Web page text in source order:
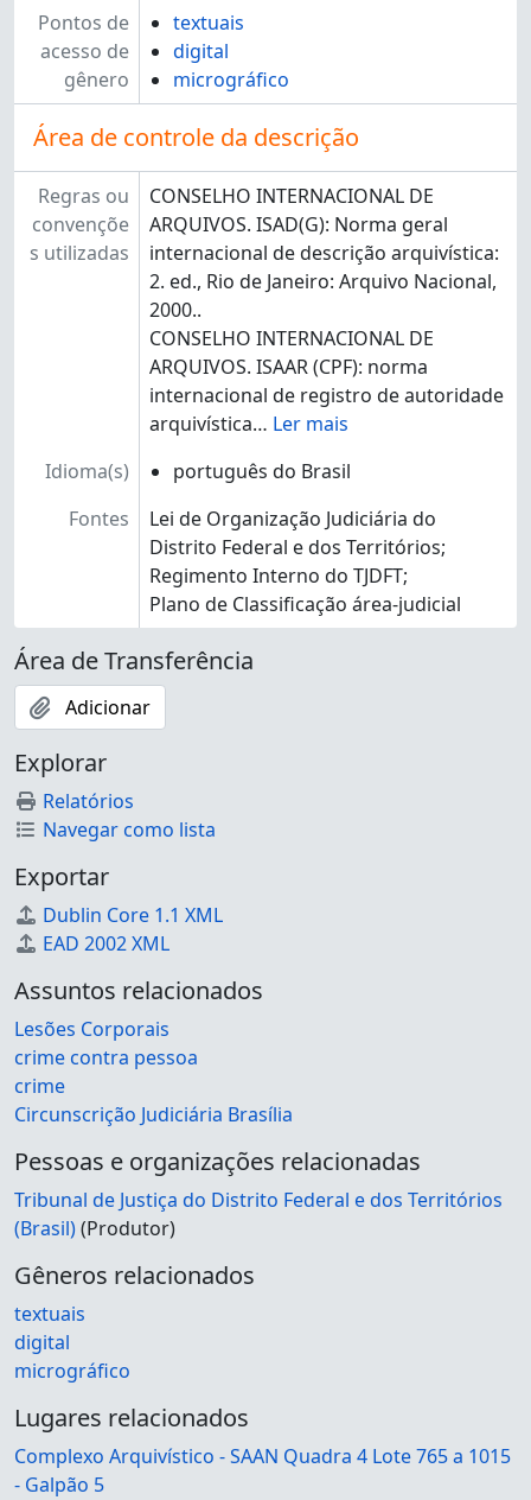
Pontos de
acesso de
gênero
textuais
digital
micrográfico
Área de controle da descrição
Regras ou
convençõe
s utilizadas
CONSELHO INTERNACIONAL DE
ARQUIVOS. ISAD(G): Norma geral
internacional de descrição arquivística:
2. ed., Rio de Janeiro: Arquivo Nacional,
2000..
CONSELHO INTERNACIONAL DE
ARQUIVOS. ISAAR (CPF): norma
internacional de registro de autoridade
arquivística… Ler mais
Idioma(s)
português do Brasil
Fontes
Lei de Organização Judiciária do
Distrito Federal e dos Territórios;
Regimento Interno do TJDFT;
Plano de Classificação área-judicial
Área de Transferência
Adicionar
Explorar
Relatórios
Navegar como lista
Exportar
Dublin Core 1.1 XML
EAD 2002 XML
Assuntos relacionados
Lesões Corporais
crime contra pessoa
crime
Circunscrição Judiciária Brasília
Pessoas e organizações relacionadas
Tribunal de Justiça do Distrito Federal e dos Territórios
(Brasil)(Produtor)
Gêneros relacionados
textuais
digital
micrográfico
Lugares relacionados
Complexo Arquivístico - SAAN Quadra 4 Lote 765 a 1015
- Galpão 5